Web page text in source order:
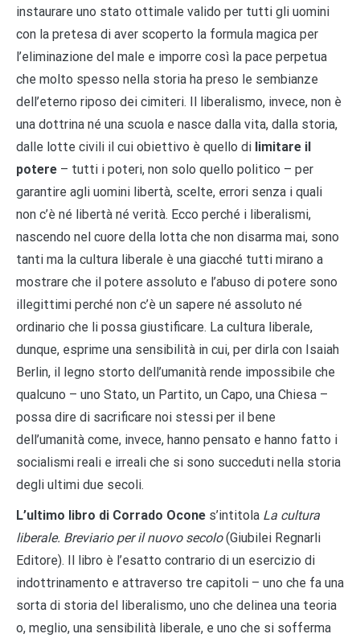
instaurare uno stato ottimale valido per tutti gli uomini
con la pretesa di aver scoperto la formula magica per
l’eliminazione del male e imporre così la pace perpetua
che molto spesso nella storia ha preso le sembianze
dell’eterno riposo dei cimiteri. Il liberalismo, invece, non è
una dottrina né una scuola e nasce dalla vita, dalla storia,
dalle lotte civili il cui obiettivo è quello di limitare il
potere – tutti i poteri, non solo quello politico – per
garantire agli uomini libertà, scelte, errori senza i quali
non c’è né libertà né verità. Ecco perché i liberalismi,
nascendo nel cuore della lotta che non disarma mai, sono
tanti ma la cultura liberale è una giacché tutti mirano a
mostrare che il potere assoluto e l’abuso di potere sono
illegittimi perché non c’è un sapere né assoluto né
ordinario che li possa giustificare. La cultura liberale,
dunque, esprime una sensibilità in cui, per dirla con Isaiah
Berlin, il legno storto dell’umanità rende impossibile che
qualcuno – uno Stato, un Partito, un Capo, una Chiesa –
possa dire di sacrificare noi stessi per il bene
dell’umanità come, invece, hanno pensato e hanno fatto i
socialismi reali e irreali che si sono succeduti nella storia
degli ultimi due secoli.
L’ultimo libro di Corrado Ocone s’intitola La cultura
liberale. Breviario per il nuovo secolo(Giubilei Regnarli
Editore). Il libro è l’esatto contrario di un esercizio di
indottrinamento e attraverso tre capitoli – uno che fa una
sorta di storia del liberalismo, uno che delinea una teoria
o, meglio, una sensibilità liberale, e uno che si sofferma